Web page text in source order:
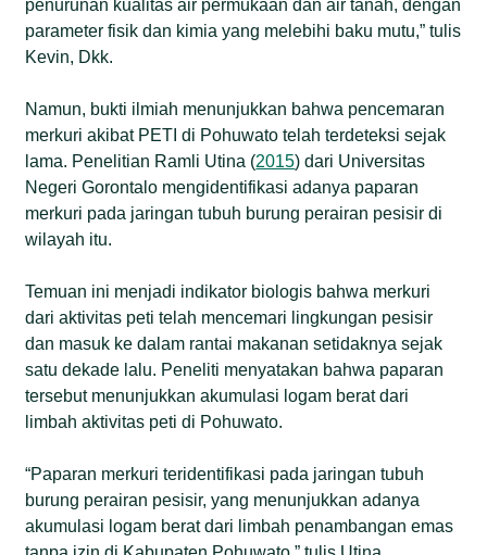
penurunan kualitas air permukaan dan air tanah, dengan
parameter fisik dan kimia yang melebihi baku mutu,” tulis
Kevin, Dkk.
Namun, bukti ilmiah menunjukkan bahwa pencemaran
merkuri akibat PETI di Pohuwato telah terdeteksi sejak
lama. Penelitian Ramli Utina (2015) dari Universitas
Negeri Gorontalo mengidentifikasi adanya paparan
merkuri pada jaringan tubuh burung perairan pesisir di
wilayah itu.
Temuan ini menjadi indikator biologis bahwa merkuri
dari aktivitas peti telah mencemari lingkungan pesisir
dan masuk ke dalam rantai makanan setidaknya sejak
satu dekade lalu. Peneliti menyatakan bahwa paparan
tersebut menunjukkan akumulasi logam berat dari
limbah aktivitas peti di Pohuwato.
“Paparan merkuri teridentifikasi pada jaringan tubuh
burung perairan pesisir, yang menunjukkan adanya
akumulasi logam berat dari limbah penambangan emas